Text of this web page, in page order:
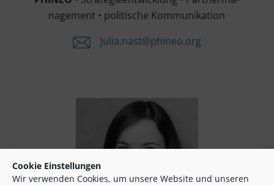
Cookie Einstellungen
Wir verwenden Cookies, um unsere Website und unseren
nage­ment • poli­ti­sche Kommunikation
Julia.​nast@​phineo.​org
Karin Kowal­c­zyk